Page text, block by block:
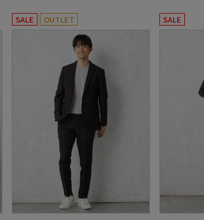
SALE OUTLET SALE